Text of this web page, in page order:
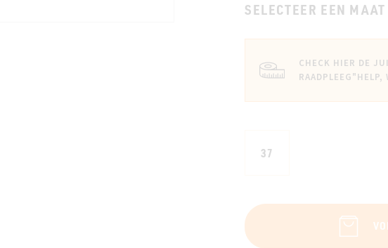
SELECTEER EEN MAAT
CHECK HIER DE
RAADPLEEG"HELP,
37